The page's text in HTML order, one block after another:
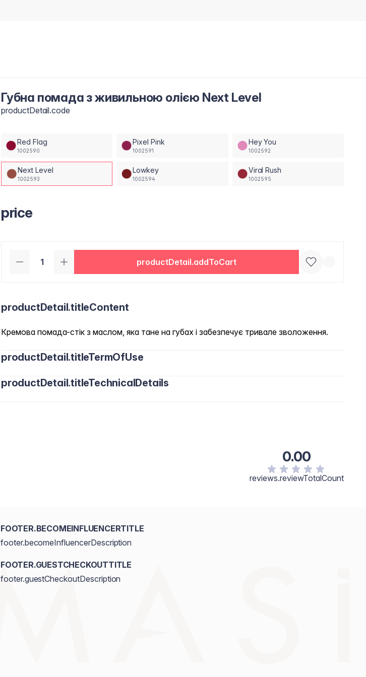
Губна помада з живильною олією Next Level
productDetail.code
Red Flag
1002590
Pixel Pink
1002591
Hey You
1002592
Next Level
1002593
Lowkey
1002594
Viral Rush
1002595
price
productDetail.addToCart
productDetail.titleContent
Кремова помада-стік з маслом, яка тане на губах і забезпечує тривале зволоження.
productDetail.titleTermOfUse
productDetail.titleTechnicalDetails
0.00
reviews.reviewTotalCount
FOOTER.BECOMEINFLUENCERTITLE
footer.becomeInfluencerDescription
FOOTER.GUESTCHECKOUTTITLE
footer.guestCheckoutDescription